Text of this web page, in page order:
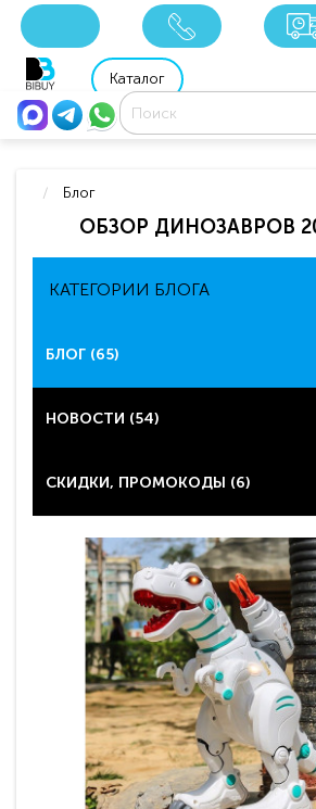
8 800 201 92 06
Каталог
Блог
ОБЗОР ДИНОЗАВРОВ
КАТЕГОРИИ БЛОГА
БЛОГ (65)
НОВОСТИ (54)
СКИДКИ, ПРОМОКОДЫ (6)